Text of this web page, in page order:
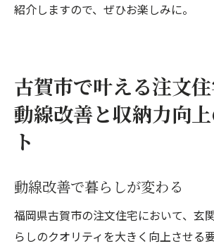
紹介しますので、ぜひお楽しみに。
古賀市で叶える注文
動線改善と収納力向
ト
動線改善で暮らしが変わる
福岡県古賀市の注文住宅において、玄
らしのクオリティを大きく向上させる